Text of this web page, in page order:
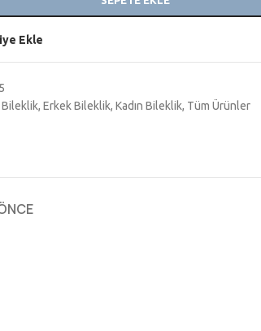
Ekle
, Erkek Bileklik, Kadın Bileklik, Tüm Ürünler